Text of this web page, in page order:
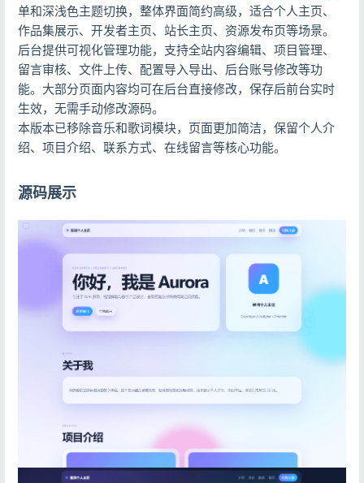
单和深浅色主题切换，整体界面简约高级，适合个人主页、
作品集展示、开发者主页、站长主页、资源发布页等场景。
后台提供可视化管理功能，支持全站内容编辑、项目管理、
留言审核、文件上传、配置导入导出、后台账号修改等功
能。大部分页面内容均可在后台直接修改，保存后前台实时
生效，无需手动修改源码。
本版本已移除音乐和歌词模块，页面更加简洁，保留个人介
绍、项目介绍、联系方式、在线留言等核心功能。
源码展示